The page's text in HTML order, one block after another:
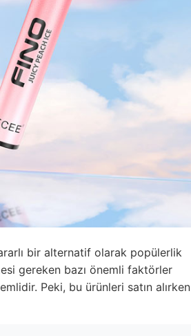
bir alternatif olarak popülerlik
gereken bazı önemli faktörler
Peki, bu ürünleri satın alırken